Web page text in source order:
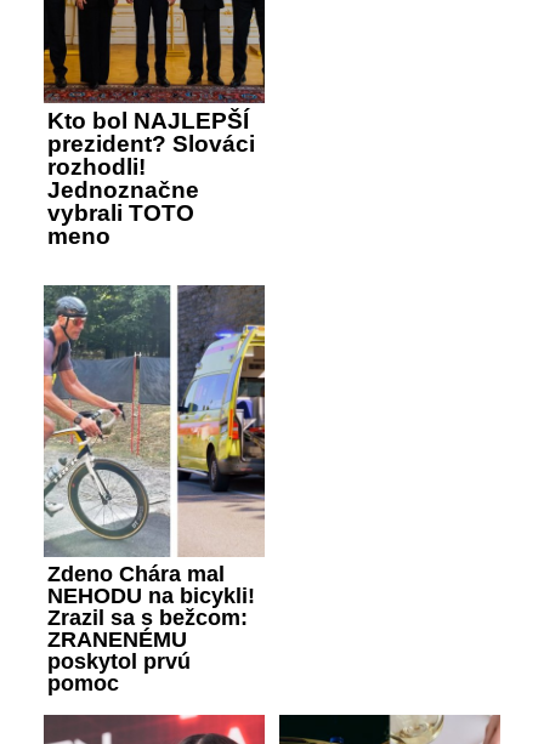
Kto bol NAJLEPŠÍ
prezident? Slováci
rozhodli!
Jednoznačne
vybrali TOTO
meno
Zdeno Chára mal
NEHODU na bicykli!
Zrazil sa s bežcom:
ZRANENÉMU
poskytol prvú
pomoc